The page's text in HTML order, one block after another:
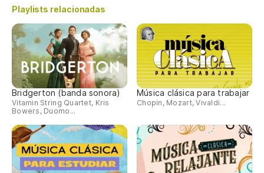
Playlists relacionadas
Bridgerton (banda sonora)
Vitamin String Quartet, Kris
Bowers, Duomo...
Música clásica para trabajar
Chopin, Mozart, Vivaldi...